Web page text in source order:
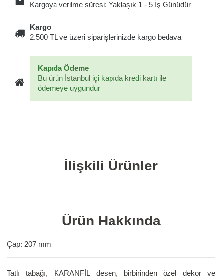
Kargoya verilme süresi: Yaklaşık 1 - 5 İş Günüdür
Kargo
2.500 TL ve üzeri siparişlerinizde kargo bedava
Kapıda Ödeme
Bu ürün İstanbul içi kapıda kredi kartı ile
ödemeye uygundur
İlişkili Ürünler
Ürün Hakkında
Çap: 207 mm
Tatlı tabağı, KARANFİL desen, birbirinden özel dekor ve